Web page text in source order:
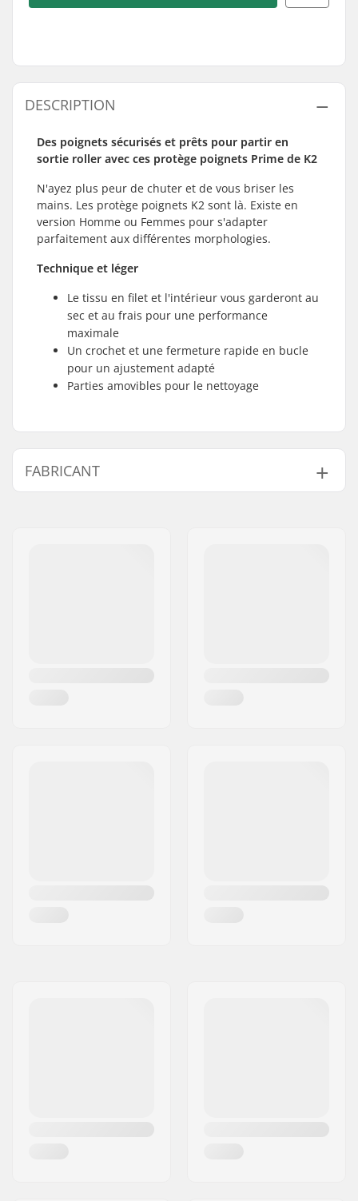
DESCRIPTION
Des poignets sécurisés et prêts pour partir en
sortie roller avec ces protège poignets Prime de K2
N'ayez plus peur de chuter et de vous briser les
mains. Les protège poignets K2 sont là. Existe en
version Homme ou Femmes pour s'adapter
parfaitement aux différentes morphologies.
Technique et léger
Le tissu en filet et l'intérieur vous garderont au
sec et au frais pour une performance
maximale
Un crochet et une fermeture rapide en bucle
pour un ajustement adapté
Parties amovibles pour le nettoyage
FABRICANT